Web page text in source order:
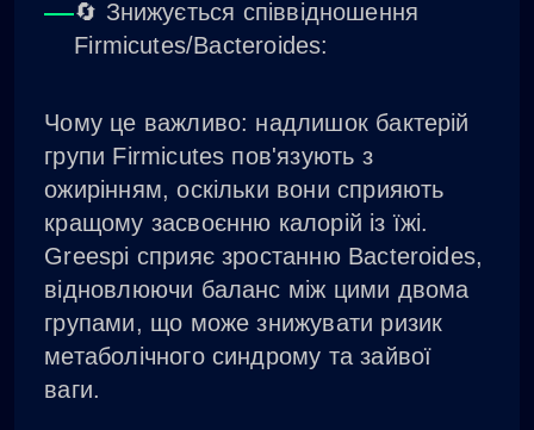
🔄 Знижується співвідношення
Firmicutes/Bacteroides:
Чому це важливо: надлишок бактерій
групи Firmicutes пов'язують з
ожирінням, оскільки вони сприяють
кращому засвоєнню калорій із їжі.
Greespi сприяє зростанню Bacteroides,
відновлюючи баланс між цими двома
групами, що може знижувати ризик
метаболічного синдрому та зайвої
ваги.